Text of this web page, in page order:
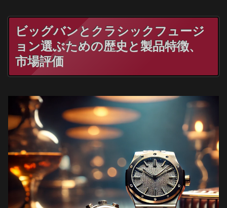
ビッグバンとクラシックフュージ
ョン選ぶための歴史と製品特徴、
市場評価